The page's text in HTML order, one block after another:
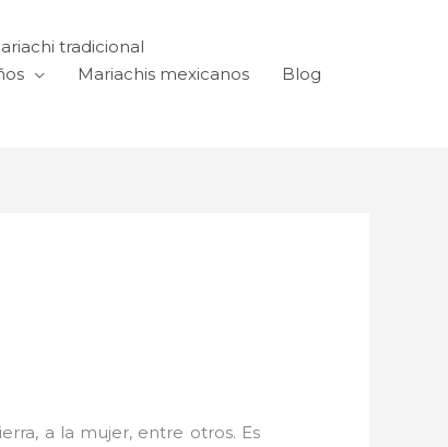
tradicional
Mariachis mexicanos
Blog
a la mujer, entre otros. Es